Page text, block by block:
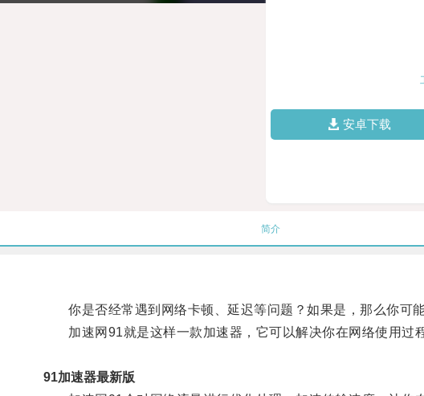
安卓下载
简介
你是否经常遇到网络卡顿、延迟等问题？如果是，那么你可能
加速网91就是这样一款加速器，它可以解决你在网络使用过程
91加速器最新版